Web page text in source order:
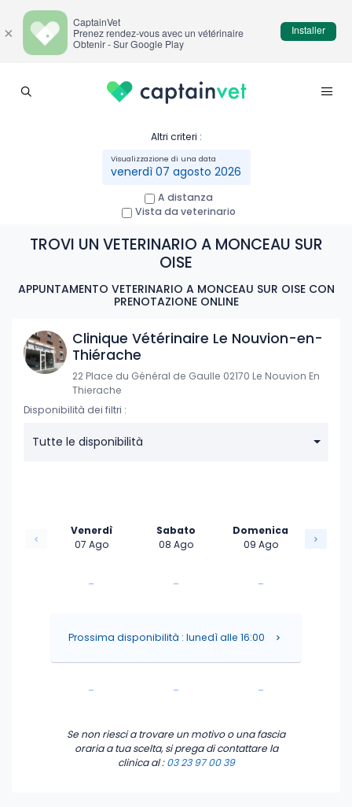
Altri criteri :
venerdì 07 agosto 2026
A distanza
Vista da veterinario
TROVI UN VETERINARIO A MONCEAU SUR
OISE
APPUNTAMENTO VETERINARIO A MONCEAU SUR OISE CON
PRENOTAZIONE ONLINE
Clinique Vétérinaire Le Nouvion-en-
Thiérache
22 Place du Général de Gaulle 02170 Le Nouvion En
Thierache
Disponibilità dei filtri :
Tutte le disponibilità
Venerdì
07 Ago
-
-
Sabato
08 Ago
-
-
Domenica
09 Ago
-
-
Prossima disponibilità : lunedì alle 16:00
Se non riesci a trovare un motivo o una fascia
oraria a tua scelta, si prega di contattare la
clinica al :03 23 97 00 39
×
CaptainVet
Prenez rendez-vous avec un vétérinaire
Obtenir - Sur Google Play
Installer